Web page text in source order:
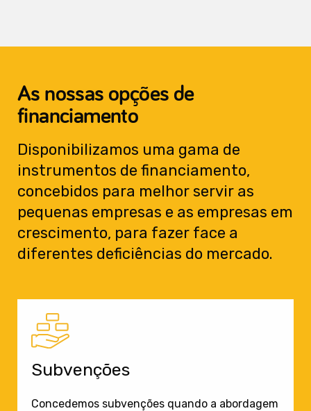
As nossas opções de
financiamento
Disponibilizamos uma gama de
instrumentos de financiamento,
concebidos para melhor servir as
pequenas empresas e as empresas em
crescimento, para fazer face a
diferentes deficiências do mercado.
Subvenções
Concedemos subvenções quando a abordagem